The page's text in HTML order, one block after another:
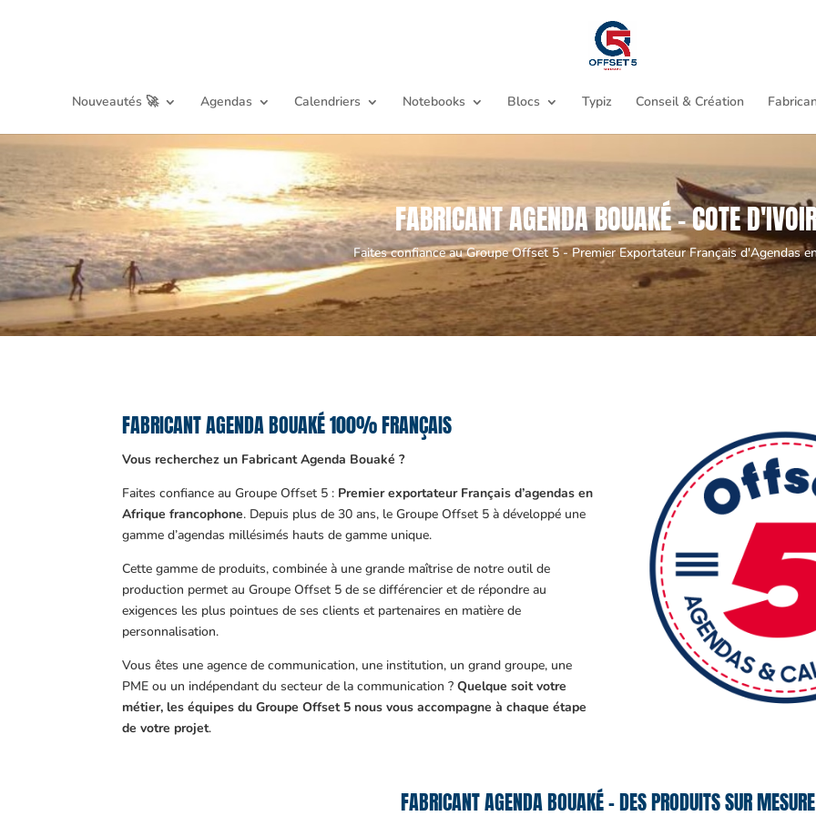
Nouveautés 🚀 Agendas Calendriers Notebooks Blocs Typiz Conseil & Création
FABRICANT AGENDA BOUAKÉ - COTE
Faites confiance au Groupe Offset 5 - Premier Exportateur Français d'Agendas
FABRICANT AGENDA BOUAKÉ 100% FRANÇAIS
Vous recherchez un Fabricant Agenda Bouaké ?
Faites confiance au Groupe Offset 5 : Premier exportateur Français d’agendas en
Afrique francophone. Depuis plus de 30 ans, le Groupe Offset 5 à développé une
gamme d’agendas millésimés hauts de gamme unique.
Cette gamme de produits, combinée à une grande maîtrise de notre outil de
production permet au Groupe Offset 5 de se différencier et de répondre au
exigences les plus pointues de ses clients et partenaires en matière de
personnalisation.
Vous êtes une agence de communication, une institution, un grand groupe, une
PME ou un indépendant du secteur de la communication ?Quelque soit votre
métier, les équipes du Groupe Offset 5 nous vous accompagne à chaque étape
de votre projet.
FABRICANT AGENDA BOUAKÉ – DES PRODUITS SUR